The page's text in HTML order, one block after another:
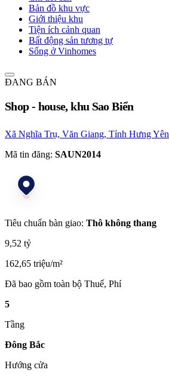
Bản đồ khu vực
Giới thiệu khu
Tiện ích cảnh quan
Bất động sản tương tự
Sống ở Vinhomes
ĐANG BÁN
Shop - house, khu Sao Biển
Xã Nghĩa Trụ, Văn Giang, Tỉnh Hưng Yên
Mã tin đăng: SAUN2014
Tiêu chuẩn bàn giao: Thô không thang
9,52 tỷ
162,65 triệu/m²
Đã bao gồm toàn bộ Thuế, Phí
5
Tầng
Đông Bắc
Hướng cửa